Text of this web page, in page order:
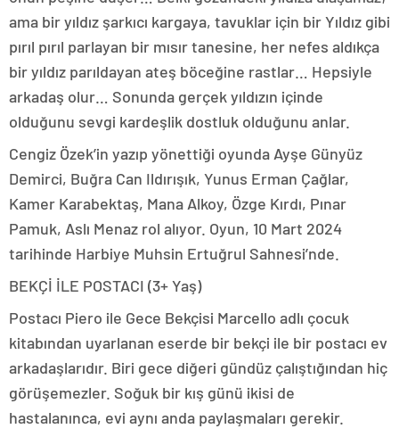
ama bir yıldız şarkıcı kargaya, tavuklar için bir Yıldız gibi
pırıl pırıl parlayan bir mısır tanesine, her nefes aldıkça
bir yıldız parıldayan ateş böceğine rastlar… Hepsiyle
arkadaş olur… Sonunda gerçek yıldızın içinde
olduğunu sevgi kardeşlik dostluk olduğunu anlar.
Cengiz Özek’in yazıp yönettiği oyunda Ayşe Günyüz
Demirci, Buğra Can Ildırışık, Yunus Erman Çağlar,
Kamer Karabektaş, Mana Alkoy, Özge Kırdı, Pınar
Pamuk, Aslı Menaz rol alıyor. Oyun, 10 Mart 2024
tarihinde Harbiye Muhsin Ertuğrul Sahnesi’nde.
BEKÇİ İLE POSTACI (3+ Yaş)
Postacı Piero ile Gece Bekçisi Marcello adlı çocuk
kitabından uyarlanan eserde bir bekçi ile bir postacı ev
arkadaşlarıdır. Biri gece diğeri gündüz çalıştığından hiç
görüşemezler. Soğuk bir kış günü ikisi de
hastalanınca, evi aynı anda paylaşmaları gerekir.